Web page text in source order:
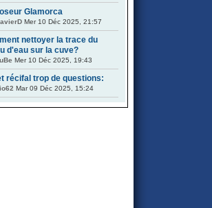
Glamorca
Mer 10 Déc 2025, 21:57
nettoyer la trace du
d'eau sur la cuve?
Mer 10 Déc 2025, 19:43
récifal trop de questions:
Mar 09 Déc 2025, 15:24